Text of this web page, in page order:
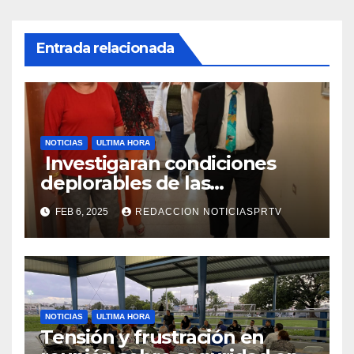
Entrada relacionada
NOTICIAS ULTIMA HORA
Investigaran condiciones
deplorables de las
facilidades el Departamento
de la Salud en Mayagüez
FEB 6, 2025 REDACCION NOTICIASPRTV
NOTICIAS ULTIMA HORA
Tensión y frustración en